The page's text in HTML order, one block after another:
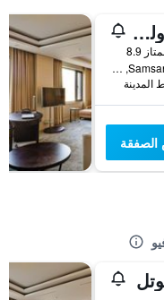
فندق لوت أولسان
8.9
282, Samsan-ro, Nam-gu, أولسان, كوريا الجنوبية